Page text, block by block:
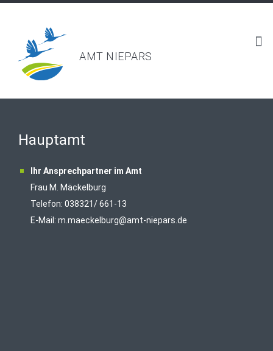
AMT NIEPARS
Hauptamt
Ihr Ansprechpartner im Amt
Frau M. Mäckelburg
Telefon: 038321/ 661-13
E-Mail: m.maeckelburg@amt-niepars.de